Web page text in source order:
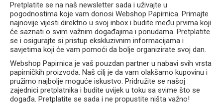
Pretplatite se na naš newsletter sada i uživajte u
pogodnostima koje vam donosi Webshop Papirnica. Primajte
najnovije vijesti direktno u svoj inbox i budite među prvima koji
će saznati o svim važnim događajima i ponudama. Pretplatite
se i osigurajte si pristup ekskluzivnim informacijama i
savjetima koji će vam pomoći da bolje organizirate svoj dan.
Webshop Papirnica je vaš pouzdan partner u nabavi svih vrsta
papirničkih proizvoda. Naš cilj je da vam olakšamo kupovinu i
pružimo najbolje moguće iskustvo. Pridružite se našoj
zajednici pretplatnika i budite uvijek u toku sa svime što se
događa. Pretplatite se sada i ne propustite ništa važno!